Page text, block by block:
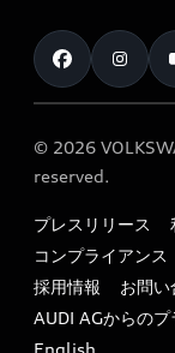
カタログ一覧
車検 / 定期点検
e-tronアフターサ
myAudi
クオリティ
保証
メンテナンス
ファイナンス
キャンペーン / イ
買取査定
お知らせ
オーナー様向けキ
特定整備適用車一覧
リサイクル法
よくある質問（
© 2026
reserved.
プレスリリース
コンプライアンス
採用情報
お問い
AUDI AGからの
English